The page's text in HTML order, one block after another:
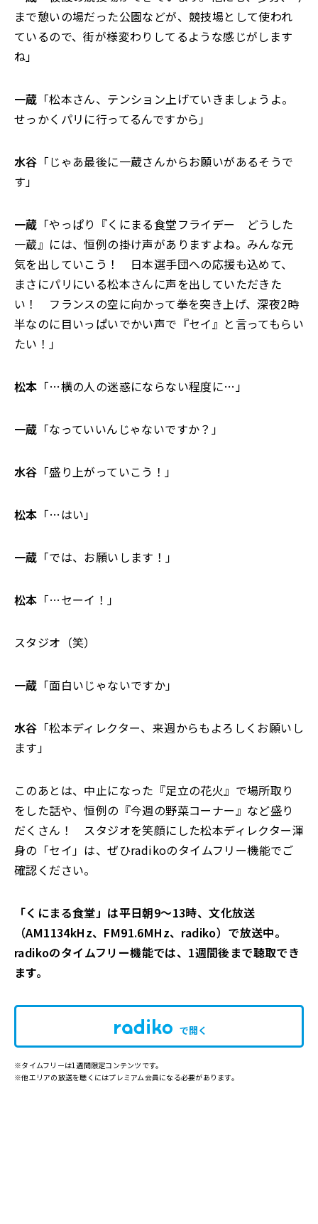
まで憩いの場だった公園などが、競技場として使われ
ているので、街が様変わりしてるような感じがします
ね」
一蔵 「松本さん、テンション上げていきましょうよ。
せっかくパリに行ってるんですから」
水谷 「じゃあ最後に一蔵さんからお願いがあるそうで
す」
一蔵 「やっぱり『くにまる食堂フライデー どうした
一蔵』には、恒例の掛け声がありますよね。みんな元
気を出していこう！ 日本選手団への応援も込めて、
まさにパリにいる松本さんに声を出していただきた
い！ フランスの空に向かって拳を突き上げ、深夜2時
半なのに目いっぱいでかい声で『セイ』と言ってもらい
たい！」
松本 「…横の人の迷惑にならない程度に…」
一蔵 「なっていいんじゃないですか？」
水谷 「盛り上がっていこう！」
松本 「…はい」
一蔵 「では、お願いします！」
松本 「…セーイ！」
スタジオ（笑）
一蔵 「面白いじゃないですか」
水谷 「松本ディレクター、来週からもよろしくお願いし
ます」
このあとは、中止になった『足立の花火』で場所取り
をした話や、恒例の『今週の野菜コーナー』など盛り
だくさん！ スタジオを笑顔にした松本ディレクター渾
身の「セイ」は、ぜひradikoのタイムフリー機能でご
確認ください。
「くにまる食堂」は平日朝9～13時、文化放送
（AM1134kHz、FM91.6MHz、radiko）で放送中。
radikoのタイムフリー機能では、1週間後まで聴取でき
ます。
で開く
※タイムフリーは1週間限定コンテンツです。
※他エリアの放送を聴くにはプレミアム会員になる必要があります。